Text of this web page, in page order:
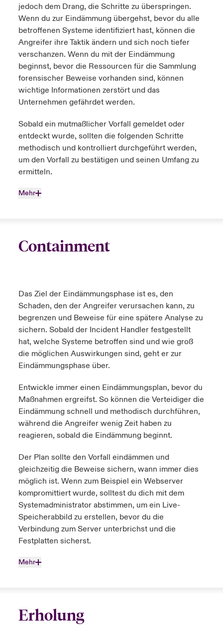
jedoch dem Drang, die Schritte zu überspringen.
Wenn du zur Eindämmung übergehst, bevor du alle
betroffenen Systeme identifiziert hast, können die
Angreifer ihre Taktik ändern und sich noch tiefer
verschanzen. Wenn du mit der Eindämmung
beginnst, bevor die Ressourcen für die Sammlung
forensischer Beweise vorhanden sind, können
wichtige Informationen zerstört und das
Unternehmen gefährdet werden.
Sobald ein mutmaßlicher Vorfall gemeldet oder
entdeckt wurde, sollten die folgenden Schritte
methodisch und kontrolliert durchgeführt werden,
um den Vorfall zu bestätigen und seinen Umfang zu
ermitteln.
Mehr
Containment
Das Ziel der Eindämmungsphase ist es, den
Schaden, den der Angreifer verursachen kann, zu
begrenzen und Beweise für eine spätere Analyse zu
sichern. Sobald der Incident Handler festgestellt
hat, welche Systeme betroffen sind und wie groß
die möglichen Auswirkungen sind, geht er zur
Eindämmungsphase über.
Entwickle immer einen Eindämmungsplan, bevor du
Maßnahmen ergreifst. So können die Verteidiger die
Eindämmung schnell und methodisch durchführen,
während die Angreifer wenig Zeit haben zu
reagieren, sobald die Eindämmung beginnt.
Der Plan sollte den Vorfall eindämmen und
gleichzeitig die Beweise sichern, wann immer dies
möglich ist. Wenn zum Beispiel ein Webserver
kompromittiert wurde, solltest du dich mit dem
Systemadministrator abstimmen, um ein Live-
Speicherabbild zu erstellen, bevor du die
Verbindung zum Server unterbrichst und die
Festplatten sicherst.
Mehr
Erholung